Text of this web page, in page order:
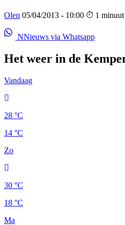
Olen 05/04/2013 - 10:00 1 minuut
NNieuws via Whatsapp
Het weer in de
Vandaag
28 °C
14 °C
Zo
30 °C
18 °C
Ma